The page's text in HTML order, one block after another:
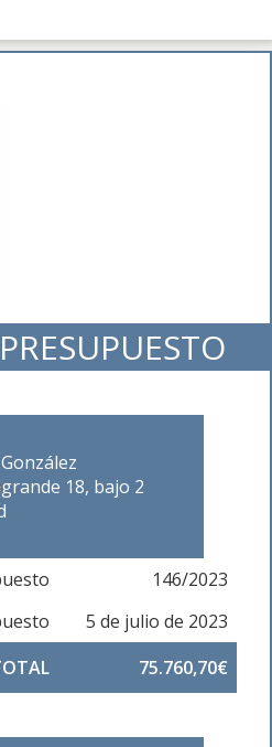
PRESUPUESTO
18, bajo 2
146/2023
5 de julio de 2023
75.760,70€